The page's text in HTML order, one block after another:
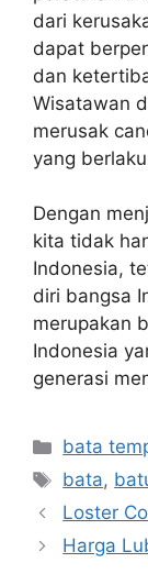
dari
dapat
dan
Wisatawan
merusak
yang
Dengan
kita tidak
Indonesia,
diri bangsa
merupakan
Indonesia
generasi
Kategori
bata
Tag
bata,
Loster
Harga